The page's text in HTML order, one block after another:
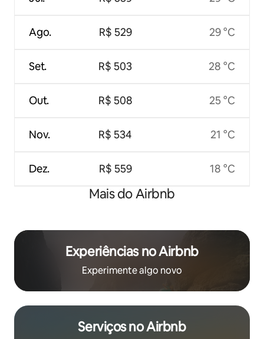
Ago.
Set.
Out.
Nov.
Dez.
R$ 529
R$ 503
R$ 508
R$ 534
R$ 559
29 °C
28 °C
25 °C
21 °C
18 °C
Mais do Airbnb
Experiências no Airbnb
Experimente algo novo
Serviços no Airbnb